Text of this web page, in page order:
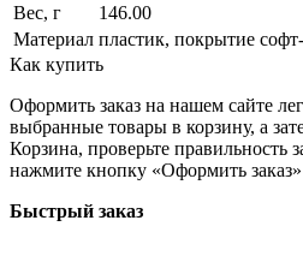
Вес, г
146.00
Материал пластик, покрытие
Как купить
Оформить заказ на нашем сайте
выбранные товары в корзину, а
Корзина, проверьте правильность
нажмите кнопку «Оформить
Быстрый заказ